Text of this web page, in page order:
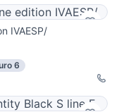
IVAESP/
6